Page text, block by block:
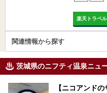
楽天トラベ
関連情報から探す
茨城県のニフティ温泉ニュ
【ニコアンド